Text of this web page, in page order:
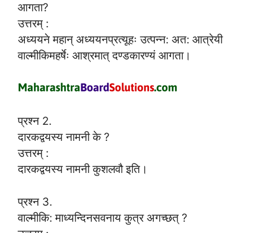
आगता?
उत्तरम् :
अध्ययने महान् अध्ययनप्रत्यूहः उत्पन्न: अत: आत्रेयी
वाल्मीकिमहर्षेः आश्रमात् दण्डकारण्यं आगता।
प्रश्न 2.
दारकद्वयस्य नामनी के ?
उत्तरम् :
दारकद्वयस्य नामनी कुशलवौ इति।
प्रश्न 3.
वाल्मीकि: माध्यन्दिनसवनाय कुत्र अगच्छत् ?